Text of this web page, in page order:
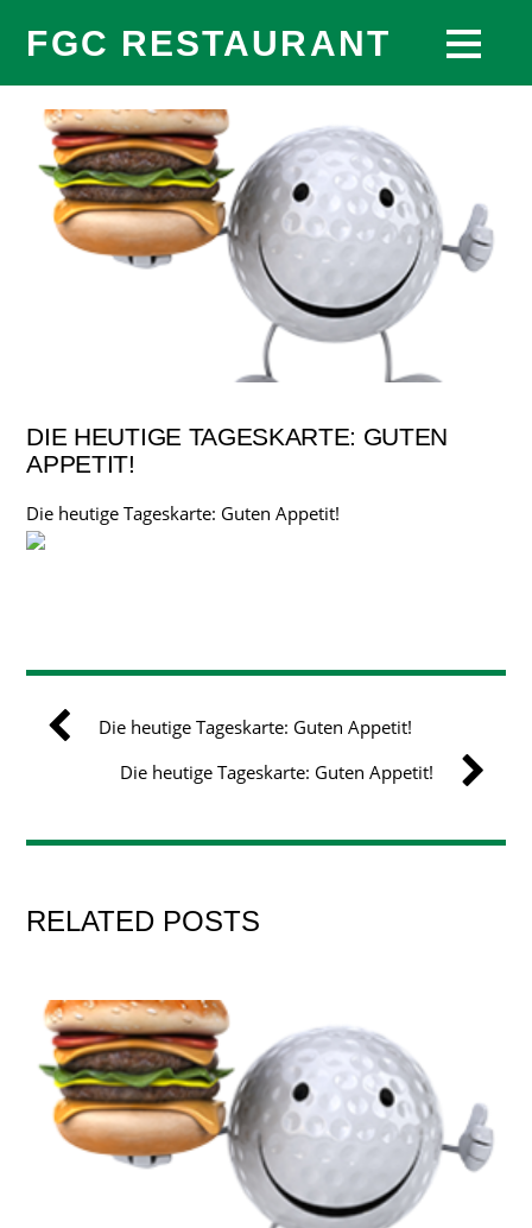
FGC RESTAURANT
DIE HEUTIGE TAGESKARTE: GUTEN
APPETIT!
Die heutige Tageskarte: Guten Appetit!
Die heutige Tageskarte: Guten Appetit!
Die heutige Tageskarte: Guten Appetit!
RELATED POSTS